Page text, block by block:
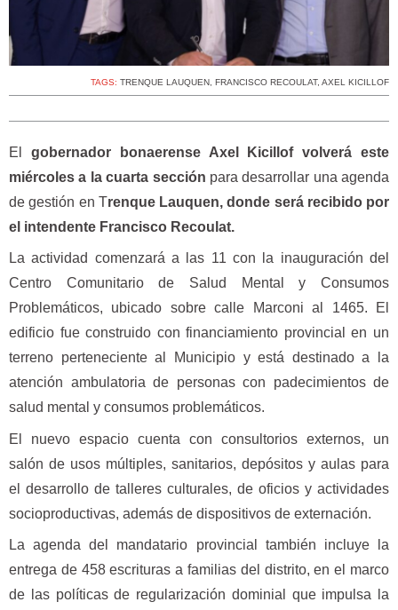
TAGS: TRENQUE LAUQUEN, FRANCISCO RECOULAT, AXEL KICILLOF
El gobernador bonaerense Axel Kicillof volverá este
miércoles a la cuarta sección para desarrollar una agenda
de gestión en Trenque Lauquen, donde será recibido por
el intendente Francisco Recoulat.
La actividad comenzará a las 11 con la inauguración del
Centro Comunitario de Salud Mental y Consumos
Problemáticos, ubicado sobre calle Marconi al 1465. El
edificio fue construido con financiamiento provincial en un
terreno perteneciente al Municipio y está destinado a la
atención ambulatoria de personas con padecimientos de
salud mental y consumos problemáticos.
El nuevo espacio cuenta con consultorios externos, un
salón de usos múltiples, sanitarios, depósitos y aulas para
el desarrollo de talleres culturales, de oficios y actividades
socioproductivas, además de dispositivos de externación.
La agenda del mandatario provincial también incluye la
entrega de 458 escrituras a familias del distrito, en el marco
de las políticas de regularización dominial que impulsa la